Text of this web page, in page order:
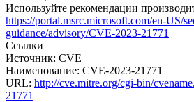
Используйте рекомендации
https://portal.msrc.microsoft.com/en-US/
guidance/advisory/CVE-2023-21771
Ссылки
Источник: CVE
Наименование: CVE-2023-21771
URL: http://cve.mitre.org/cgi-bin/
21771